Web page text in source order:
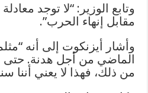
وتابع الوزير: “لا توجد
مقابل إنهاء الحرب”.
وأشار أيزنكوت إلى أنه
الماضي من أجل هدنة. حتى
من ذلك، فهذا لا يعني أننا